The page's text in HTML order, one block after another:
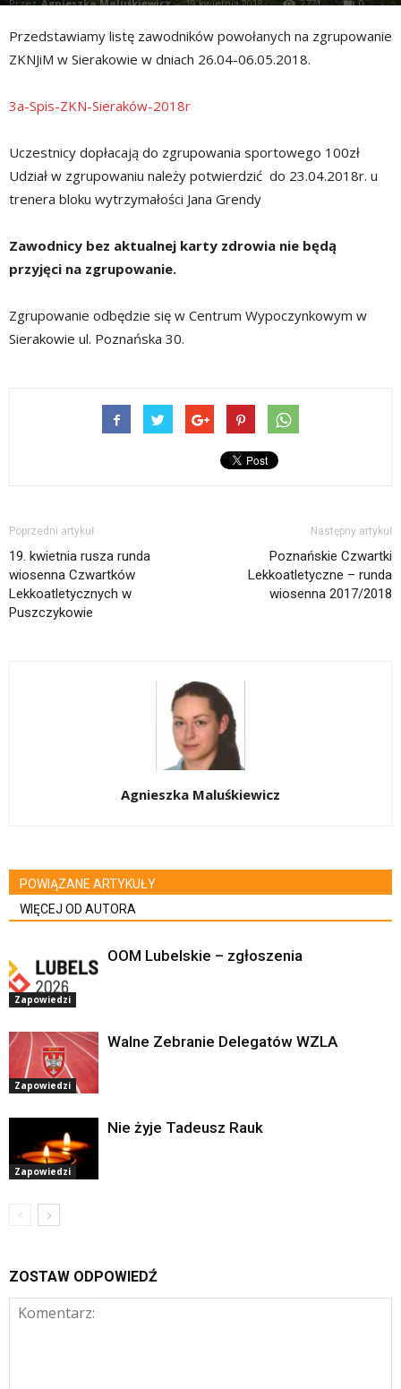
Przez Agnieszka Maluśkiewicz - 19 kwietnia 2018 2771 0
Przedstawiamy listę zawodników powołanych na zgrupowanie
ZKNJiM w Sierakowie w dniach 26.04-06.05.2018.
3a-Spis-ZKN-Sieraków-2018r
Uczestnicy dopłacają do zgrupowania sportowego 100zł
Udział w zgrupowaniu należy potwierdzić do 23.04.2018r. u
trenera bloku wytrzymałości Jana Grendy
Zawodnicy bez aktualnej karty zdrowia nie będą
przyjęci na zgrupowanie.
Zgrupowanie odbędzie się w Centrum Wypoczynkowym w
Sierakowie ul. Poznańska 30.
Poprzedni artykuł
19. kwietnia rusza runda
wiosenna Czwartków
Lekkoatletycznych w
Puszczykowie
Następny artykuł
Poznańskie Czwartki
Lekkoatletyczne – runda
wiosenna 2017/2018
Agnieszka Maluśkiewicz
POWIĄZANE ARTYKUŁY
WIĘCEJ OD AUTORA
Zapowiedzi
OOM Lubelskie – zgłoszenia
Zapowiedzi
Walne Zebranie Delegatów WZLA
Zapowiedzi
Nie żyje Tadeusz Rauk
ZOSTAW ODPOWIEDŹ